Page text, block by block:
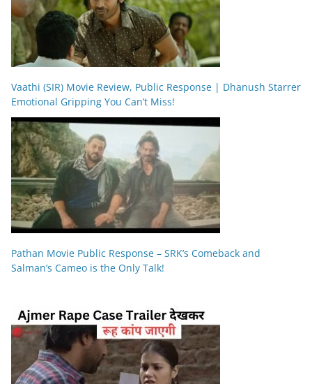
Vaathi (SIR) Movie Review, Public Response | Dhanush Starrer
Emotional Gripping You Can’t Miss!
Pathan Movie Public Response – SRK’s Comeback and
Salman’s Cameo is the Only Talk!